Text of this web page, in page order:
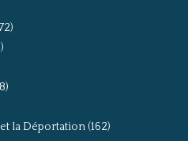
et la Déportation(162)